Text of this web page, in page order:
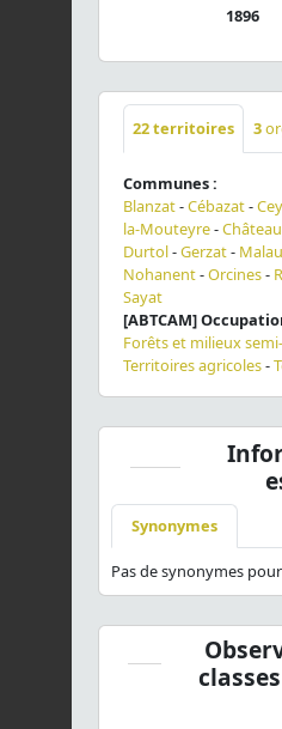
1896
22territoires 3
Communes :
Blanzat-Cébazat-
la-Mouteyre-
Durtol-Gerzat-
Nohanent-Orcines-
Sayat
[ABTCAM]
Forêts et milieux
Territoires agricoles-
Synonymes
Pas de synonymes